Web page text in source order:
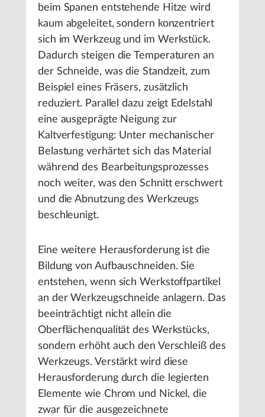
beim Spanen entstehende Hitze wird
kaum abgeleitet, sondern konzentriert
sich im Werkzeug und im Werkstück.
Dadurch steigen die Temperaturen an
der Schneide, was die Standzeit, zum
Beispiel eines Fräsers, zusätzlich
reduziert. Parallel dazu zeigt Edelstahl
eine ausgeprägte Neigung zur
Kaltverfestigung: Unter mechanischer
Belastung verhärtet sich das Material
während des Bearbeitungsprozesses
noch weiter, was den Schnitt erschwert
und die Abnutzung des Werkzeugs
beschleunigt.
Eine weitere Herausforderung ist die
Bildung von Aufbauschneiden. Sie
entstehen, wenn sich Werkstoffpartikel
an der Werkzeugschneide anlagern. Das
beeinträchtigt nicht allein die
Oberflächenqualität des Werkstücks,
sondern erhöht auch den Verschleiß des
Werkzeugs. Verstärkt wird diese
Herausforderung durch die legierten
Elemente wie Chrom und Nickel, die
zwar für die ausgezeichnete